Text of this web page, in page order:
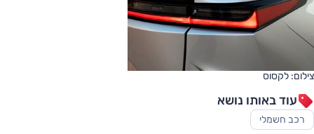
צילום: לקסוס
עוד באותו נושא
רכב חשמלי